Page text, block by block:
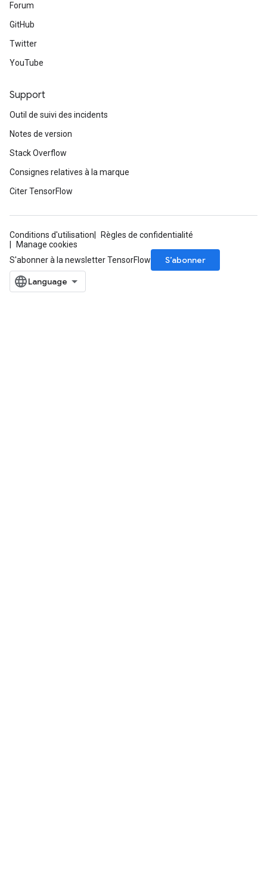
Forum
GitHub
Twitter
YouTube
Support
Outil de suivi des incidents
Notes de version
Stack Overflow
Consignes relatives à la marque
Citer TensorFlow
Conditions d'utilisation
Règles de confidentialité
Manage cookies
S'abonner à la newsletter TensorFlow
S’abonner